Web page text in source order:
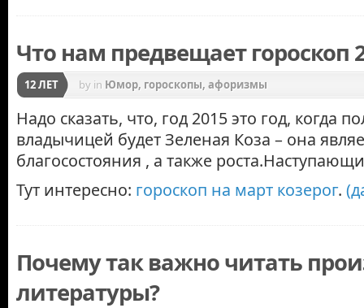
Что нам предвещает гороскоп
12 ЛЕТ by in Юмор, гороскопы, афоризмы
Надо сказать, что, год 2015 это год, когда
владычицей будет Зеленая Коза – она
благосостояния , а также
Тут интересно: гороскоп на март козерог.
Почему так важно читать
литературы?